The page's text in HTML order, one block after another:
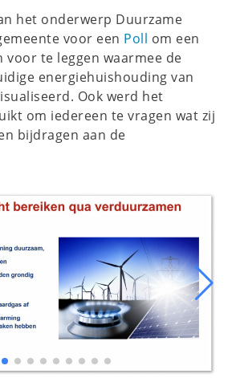
het onderwerp Duurzame
voor een Poll om een
voor te leggen waarmee de
energiehuishouding van
Ook werd het
om iedereen te vragen wat zij
bijdragen aan de